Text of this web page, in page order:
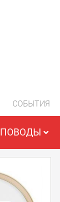
СОБЫТИЯ
ПОВОДЫ